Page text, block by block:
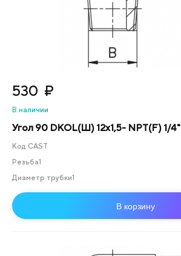
530 ₽
В наличии
Угол 90 DKOL(Ш) 12x1,5- NPT(F) 1/4"
Код CAST
Резьба1
Диаметр трубки1
В корзину